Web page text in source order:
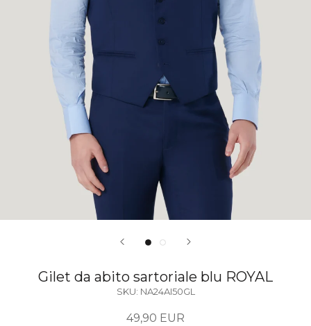
Gilet da abito sartoriale blu ROYAL
SKU: NA24AI50GL
49,90 EUR